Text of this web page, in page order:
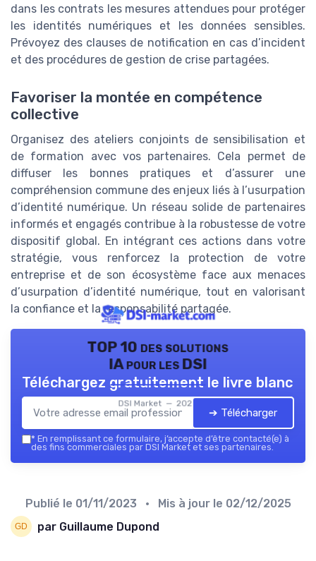
dans les contrats les mesures attendues pour protéger
les identités numériques et les données sensibles.
Prévoyez des clauses de notification en cas d’incident
et des procédures de gestion de crise partagées.
Favoriser la montée en compétence
collective
Organisez des ateliers conjoints de sensibilisation et
de formation avec vos partenaires. Cela permet de
diffuser les bonnes pratiques et d’assurer une
compréhension commune des enjeux liés à l’usurpation
d’identité numérique. Un réseau solide de partenaires
informés et engagés contribue à la robustesse de votre
dispositif global. En intégrant ces actions dans votre
stratégie, vous renforcez la protection de votre
entreprise et de son écosystème face aux menaces
d’usurpation d’identité numérique, tout en valorisant
la confiance et la responsabilité partagée.
TOP 10 des solutions
IA pour les DSI
DSI Market — 2026
Téléchargez gratuitement le livre blanc
➔ Télécharger
* En remplissant ce formulaire, j’accepte d’être contacté(e) à
des fins commerciales par DSI Market et ses partenaires.
Publié le 01/11/2023 • Mis à jour le 02/12/2025
par Guillaume Dupond